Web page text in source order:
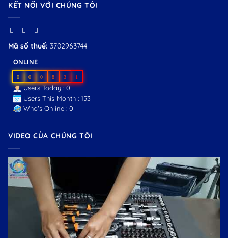
KẾT NỐI VỚI CHÚNG TÔI
Mã số thuế: 3702963744
ONLINE
0 0 0 8 3 1
Users Today : 0
Users This Month : 153
Who's Online : 0
VIDEO CỦA CHÚNG TÔI